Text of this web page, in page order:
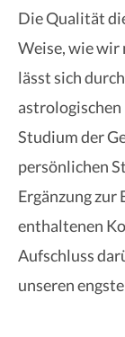
Die Qualität
Weise, wie wir
lässt sich
astrologischen
Studium der
persönlichen
Ergänzung zur
enthaltenen
Aufschluss
unseren